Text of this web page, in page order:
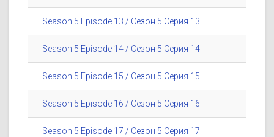
Season 5 Episode 13 / Сезон 5 Серия 13
Season 5 Episode 14 / Сезон 5 Серия 14
Season 5 Episode 15 / Сезон 5 Серия 15
Season 5 Episode 16 / Сезон 5 Серия 16
Season 5 Episode 17 / Сезон 5 Серия 17